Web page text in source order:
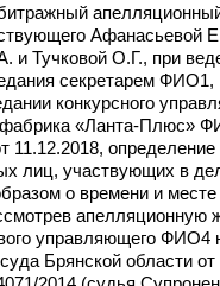
Афанасьевой
и Тучковой О.Г., при
секретарем ФИО1,
конкурсного
«Ланта-Плюс»
11.12.2018,
лиц, участвующих в
о времени и месте
управляющего ФИО4
Брянской области